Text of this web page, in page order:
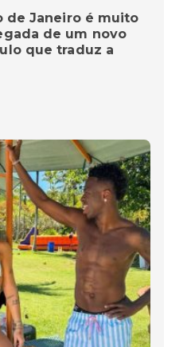
de Janeiro é muito
de um novo
que traduz a